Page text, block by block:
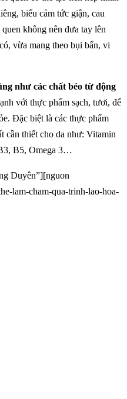
biểu cảm tức giận, cau
không nên đưa tay lên
vừa mang theo bụi bẩn, vi
như các chất béo từ động
với thực phẩm sạch, tươi, để
Đặc biệt là các thực phẩm
cần thiết cho da như: Vitamin
B5, Omega 3…
Duyên”][nguon
lam-cham-qua-trinh-lao-hoa-